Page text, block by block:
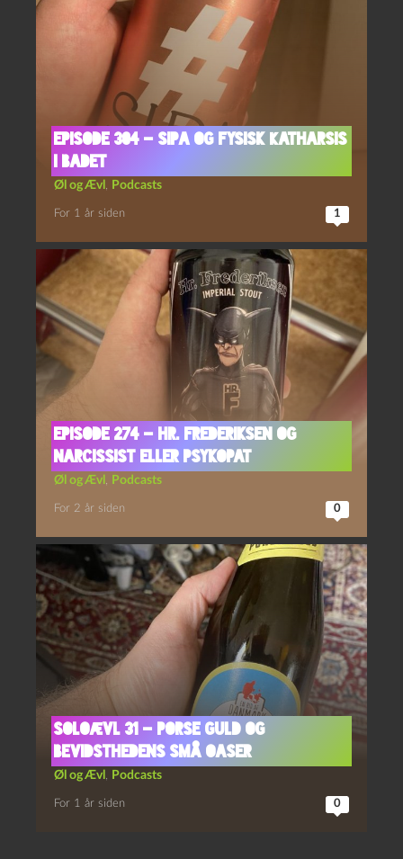
Episode 304 – SIPA og Fysisk Katharsis
i Badet
Øl og Ævl , Podcasts
For 1 år siden 1
Episode 274 – Hr. Frederiksen og
Narcissist eller Psykopat
Øl og Ævl , Podcasts
For 2 år siden 0
Soloævl 31 – Porse Guld og
Bevidsthedens Små Oaser
Øl og Ævl , Podcasts
For 1 år siden 0